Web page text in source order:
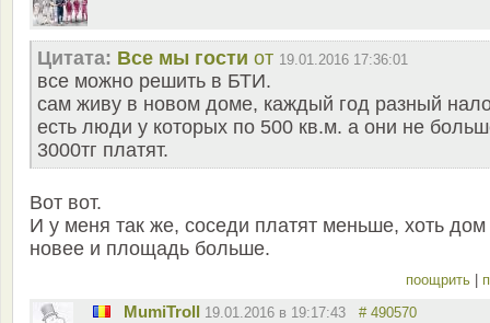
Цитата: Все мы гости от 19.01.2016 17:36:01
все можно решить в БТИ.
сам живу в новом доме, каждый год разный
есть люди у которых по 500 кв.м. а они не
3000тг платят.
Вот вот.
И у меня так же, соседи платят меньше, хоть дом
новее и площадь больше.
поощрить
MumiTroll 19.01.2016 в 19:17:43 # 490570